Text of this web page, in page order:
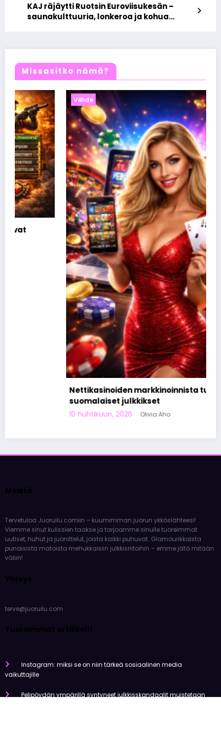
KAJ räjäytti Ruotsin Euroviisukesän –
saunakulttuuria, lonkeroa ja kohua
Missasitko nämä?
Viihde
Nettikasinoiden markkinoinnista tunnetut
suomalaiset julkkikset
10 huhtikuun, 2026 Olivia Aho
Meistä
Tervetuloa Juoruilu.comiin – kuumimman juorun ykköslähteesi!
Viemme sinut kulissien taakse ja tarjoamme sinulle tuoreimmat
uutiset, huhut ja juonittelut, joista kaikki puhuvat. Glamourikkaista
punaisista matoista mehukkaisiin julkkisriitoihin – emme jätä mitään
väliin!
Yhteys
terve@juoruilu.com
Tuoreimmat artikkelit
Instagram: miksi se on niin tärkeä sosiaalinen media
vaikuttajille
Pelipöydän ympärillä syntyneet julkkisskandaalit muistetaan